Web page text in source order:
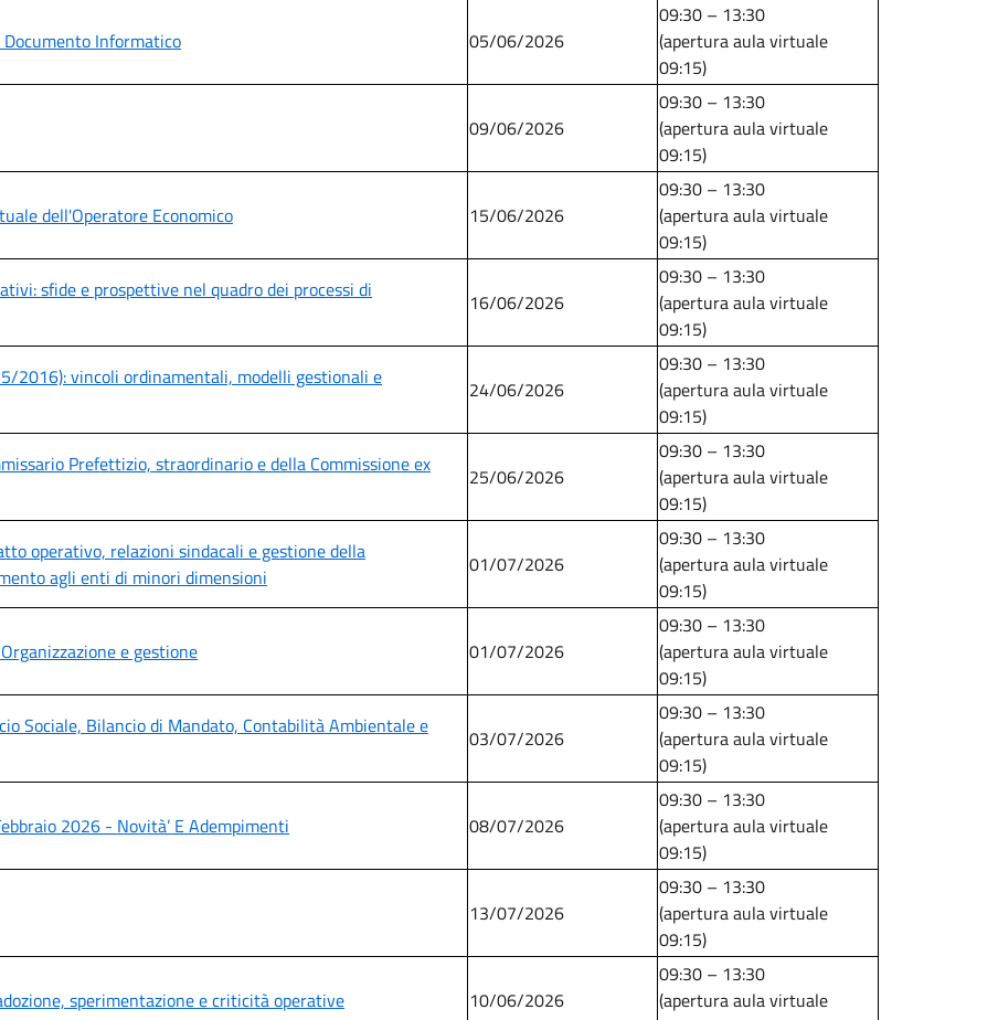
Informatico 05/06/2026
09:30 – 13:30
(apertura aula virtuale
09:15)
09/06/2026
09:30 – 13:30
(apertura aula virtuale
09:15)
dell'Operatore Economico 15/06/2026
09:30 – 13:30
(apertura aula virtuale
09:15)
sfide e prospettive nel quadro dei processi di
16/06/2026
09:30 – 13:30
(apertura aula virtuale
09:15)
2016): vincoli ordinamentali, modelli gestionali e
24/06/2026
09:30 – 13:30
(apertura aula virtuale
09:15)
Prefettizio, straordinario e della Commissione ex
25/06/2026
09:30 – 13:30
(apertura aula virtuale
09:15)
operativo, relazioni sindacali e gestione della
agli enti di minori dimensioni
01/07/2026
09:30 – 13:30
(apertura aula virtuale
09:15)
e gestione 01/07/2026
09:30 – 13:30
(apertura aula virtuale
09:15)
Sociale, Bilancio di Mandato, Contabilità Ambientale e
03/07/2026
09:30 – 13:30
(apertura aula virtuale
09:15)
2026 - Novità’ E Adempimenti 08/07/2026
09:30 – 13:30
(apertura aula virtuale
09:15)
13/07/2026
09:30 – 13:30
(apertura aula virtuale
09:15)
sperimentazione e criticità operative 10/06/2026
09:30 – 13:30
(apertura aula virtuale